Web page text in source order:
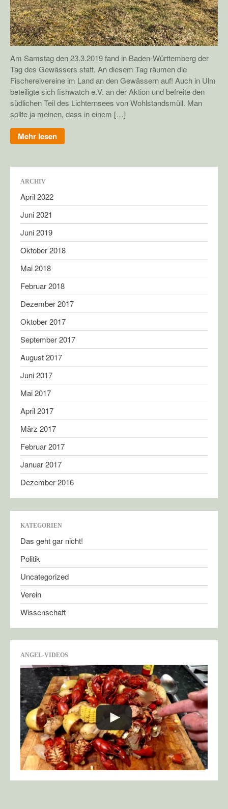
Am Samstag den 23.3.2019 fand in Baden-Württemberg der
Tag des Gewässers statt. An diesem Tag räumen die
Fischereivereine im Land an den Gewässern auf! Auch in Ulm
beteiligte sich fishwatch e.V. an der Aktion und befreite den
südlichen Teil des Lichternsees von Wohlstandsmüll. Man
sollte ja meinen, dass in einem […]
Mehr lesen
ARCHIV
April 2022
Juni 2021
Juni 2019
Oktober 2018
Mai 2018
Februar 2018
Dezember 2017
Oktober 2017
September 2017
August 2017
Juni 2017
Mai 2017
April 2017
März 2017
Februar 2017
Januar 2017
Dezember 2016
KATEGORIEN
Das geht gar nicht!
Politik
Uncategorized
Verein
Wissenschaft
ANGEL-VIDEOS